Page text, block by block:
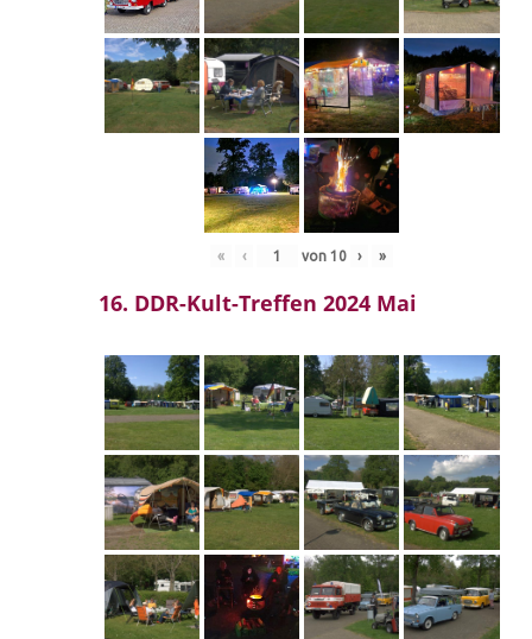
« ‹ von 10 › »
16. DDR-Kult-Treffen 2024 Mai